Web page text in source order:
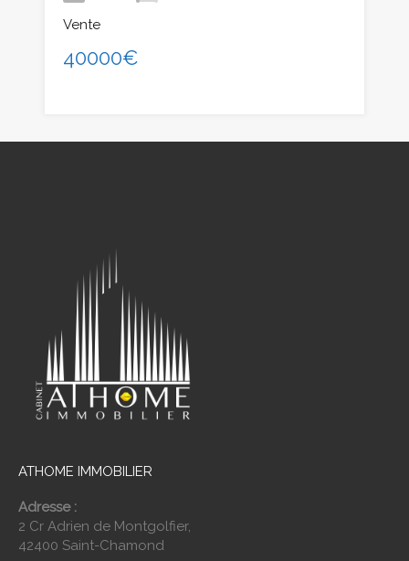
Vente
40000€
ATHOME IMMOBILIER
Adresse :
2 Cr Adrien de Montgolfier,
42400 Saint-Chamond